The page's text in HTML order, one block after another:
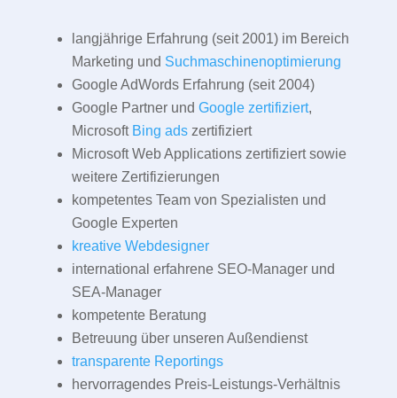
langjährige Erfahrung (seit 2001) im Bereich
Marketing und Suchmaschinenoptimierung
Google AdWords Erfahrung (seit 2004)
Google Partner und Google zertifiziert,
Microsoft Bing adszertifiziert
Microsoft Web Applications zertifiziert sowie
weitere Zertifizierungen
kompetentes Team von Spezialisten und
Google Experten
kreative Webdesigner
international erfahrene SEO-Manager und
SEA-Manager
kompetente Beratung
Betreuung über unseren Außendienst
transparente Reportings
hervorragendes Preis-Leistungs-Verhältnis